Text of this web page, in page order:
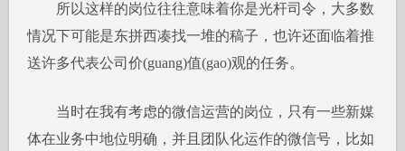
所以这样的岗位往往意味着你是光杆司令，大多数
情况下可能是东拼西凑找一堆的稿子，也许还面临着推
送许多代表公司价(guang)值(gao)观的任务。
当时在我有考虑的微信运营的岗位，只有一些新媒
体在业务中地位明确，并且团队化运作的微信号，比如